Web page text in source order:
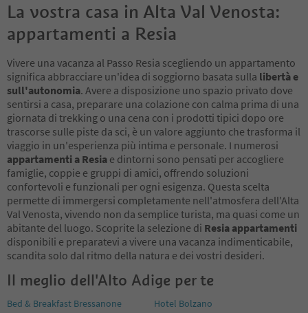
La vostra casa in Alta Val Venosta:
appartamenti a Resia
Vivere una vacanza al Passo Resia scegliendo un appartamento
significa abbracciare un'idea di soggiorno basata sulla libertà e
sull'autonomia. Avere a disposizione uno spazio privato dove
sentirsi a casa, preparare una colazione con calma prima di una
giornata di trekking o una cena con i prodotti tipici dopo ore
trascorse sulle piste da sci, è un valore aggiunto che trasforma il
viaggio in un'esperienza più intima e personale. I numerosi
appartamenti a Resia e dintorni sono pensati per accogliere
famiglie, coppie e gruppi di amici, offrendo soluzioni
confortevoli e funzionali per ogni esigenza. Questa scelta
permette di immergersi completamente nell'atmosfera dell'Alta
Val Venosta, vivendo non da semplice turista, ma quasi come un
abitante del luogo. Scoprite la selezione di Resia appartamenti
disponibili e preparatevi a vivere una vacanza indimenticabile,
scandita solo dal ritmo della natura e dei vostri desideri.
Il meglio dell'Alto Adige per te
Bed & Breakfast Bressanone
Hotel Bolzano